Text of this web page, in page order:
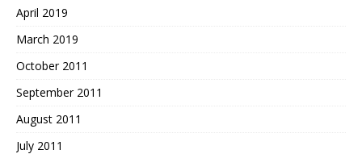
April 2019
March 2019
October 2011
September 2011
August 2011
July 2011